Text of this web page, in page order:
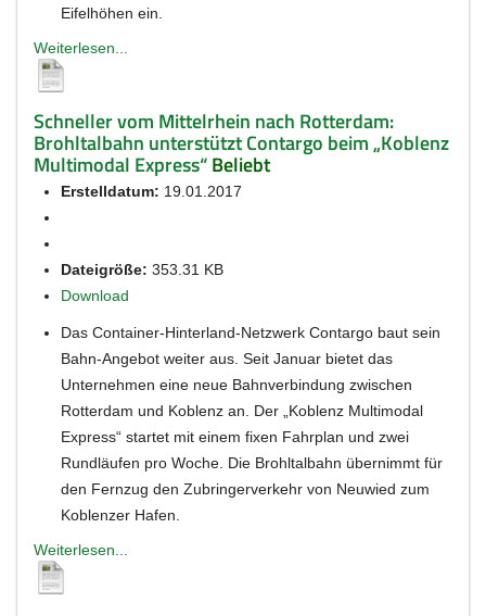
Eifelhöhen ein.
Weiterlesen...
Schneller vom Mittelrhein nach Rotterdam:
Brohltalbahn unterstützt Contargo beim „Koblenz
Multimodal Express“Beliebt
Erstelldatum: 19.01.2017
Dateigröße: 353.31 KB
Download
Das Container-Hinterland-Netzwerk Contargo baut sein
Bahn-Angebot weiter aus. Seit Januar bietet das
Unternehmen eine neue Bahnverbindung zwischen
Rotterdam und Koblenz an. Der „Koblenz Multimodal
Express“ startet mit einem fixen Fahrplan und zwei
Rundläufen pro Woche. Die Brohltalbahn übernimmt für
den Fernzug den Zubringerverkehr von Neuwied zum
Koblenzer Hafen.
Weiterlesen...